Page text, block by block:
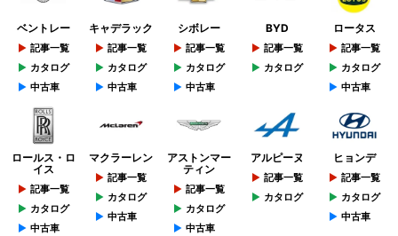
ベントレー
記事一覧
カタログ
中古車
キャデラック
記事一覧
カタログ
中古車
シボレー
記事一覧
カタログ
中古車
BYD
記事一覧
カタログ
ロータス
記事一覧
カタログ
中古車
ロールス・ロ
イス
記事一覧
カタログ
中古車
マクラーレン
記事一覧
カタログ
中古車
アストンマー
ティン
記事一覧
カタログ
中古車
アルピーヌ
記事一覧
カタログ
ヒョンデ
記事一覧
カタログ
中古車